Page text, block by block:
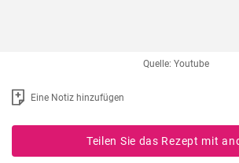
Quelle: Youtube
Eine Notiz hinzufügen
Teilen Sie das Rezept mit